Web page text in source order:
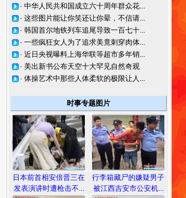
· 中华人民共和国成立六十周年群众花...
· 这些图片能让你笑还让你晕，不信请...
· 韩国首尔地铁列车追尾导致一百七十...
· 一些疯狂女人为了追求美竟刺穿肉体...
· 近日央视曝料上海华联等超市多年销...
· 美出新书公布天空十大罕见自然奇观
· 体操艺术中那些人体柔软的极限让人...
时事专题图片
日本前首相安倍晋三在
发表演讲时遭枪击不...
行李箱藏尸的嫌疑男子
被江西吉安市公安机...